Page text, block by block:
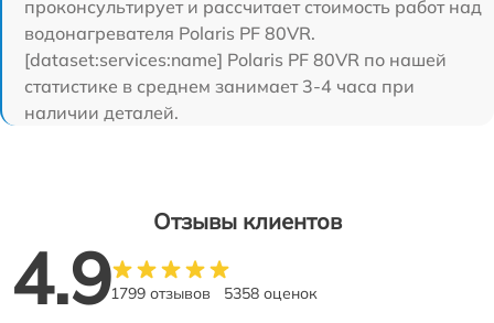
проконсультирует и рассчитает стоимость работ над
водонагревателя Polaris PF 80VR.
[dataset:services:name] Polaris PF 80VR по нашей
статистике в среднем занимает 3-4 часа при
наличии деталей.
Отзывы клиентов
4.91799 отзывов 5358 оценок